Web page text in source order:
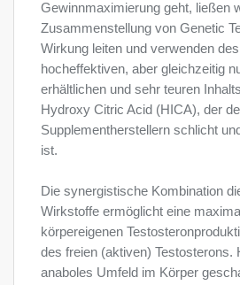
Gewinnmaximierung geht, ließen
Zusammenstellung von Genetic
Wirkung leiten und verwenden
hocheffektiven, aber gleichzeitig
erhältlichen und sehr teuren
Hydroxy Citric Acid (HICA), der
Supplementherstellern schlicht
ist.
Die synergistische Kombination
Wirkstoffe ermöglicht eine
körpereigenen
des freien (aktiven) Testosterons.
anaboles Umfeld im Körper